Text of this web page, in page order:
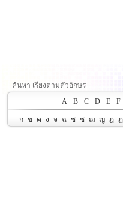
ค้นหา เรียงตามตัวอักษร
A
B C D E F
ก ข ค ง จ ฉ ช ซ ฌ ญ ฎ ฏ